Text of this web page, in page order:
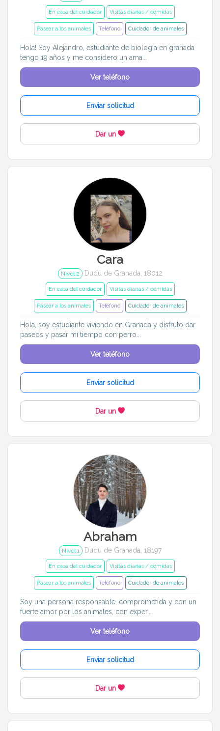
En casa del cuidador Visitas diarias / comidas
Pasear a los animales Teléfono Cuidador de animales
Hola! Soy Alejandro, estudiante de biología en granada
tengo 19 años y me considero un ama...
Ver teléfono
Enviar solicitud
Dar un
Cara
Nivel 2 Dudú de Granada, 18012
En casa del cuidador Visitas diarias / comidas
Pasear a los animales Teléfono Cuidador de animales
Hola, soy estudiante viviendo en Granada y disfruto dar
paseos y pasar mi tiempo con perro...
Ver teléfono
Enviar solicitud
Dar un
Abraham
Nivel 1 Dudú de Granada, 18197
En casa del cuidador Visitas diarias / comidas
Pasear a los animales Teléfono Cuidador de animales
Soy una persona responsable, comprometida y con un
fuerte amor por los animales, con exper...
Ver teléfono
Enviar solicitud
Dar un